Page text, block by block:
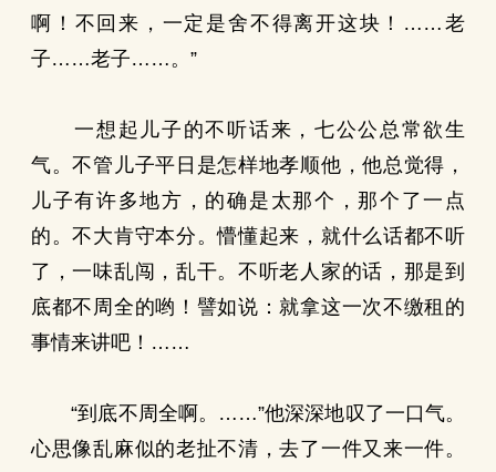
啊！不回来，一定是舍不得离开这块！……老
子……老子……。”
一想起儿子的不听话来，七公公总常欲生
气。不管儿子平日是怎样地孝顺他，他总觉得，
儿子有许多地方，的确是太那个，那个了一点
的。不大肯守本分。懵懂起来，就什么话都不听
了，一味乱闯，乱干。不听老人家的话，那是到
底都不周全的哟！譬如说：就拿这一次不缴租的
事情来讲吧！……
“到底不周全啊。……”他深深地叹了一口气。
心思像乱麻似的老扯不清，去了一件又来一件。